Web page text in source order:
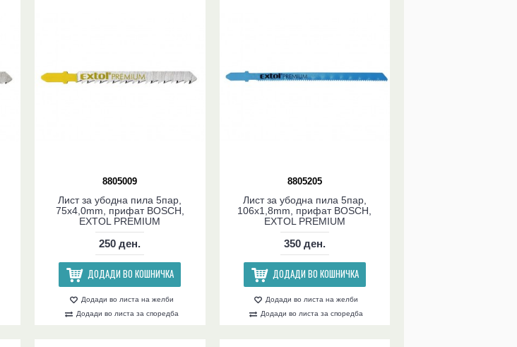
8805009
Лист за убодна пила 5пар,
75x4,0mm, прифат BOSCH,
EXTOL PREMIUM
250 ден.
ДОДАДИ ВО КОШНИЧКА
Додади во листа на желби
Додади во листа за споредба
8805205
Лист за убодна пила 5пар,
106x1,8mm, прифат BOSCH,
EXTOL PREMIUM
350 ден.
ДОДАДИ ВО КОШНИЧКА
Додади во листа на желби
Додади во листа за споредба